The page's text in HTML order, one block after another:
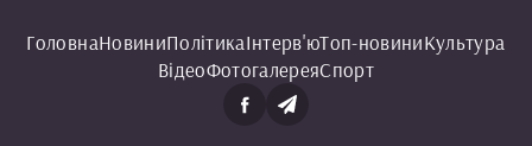
ГоловнаНовиниПолітикаІнтерв'юТоп-новиниКультура
ВідеоФотогалереяСпорт